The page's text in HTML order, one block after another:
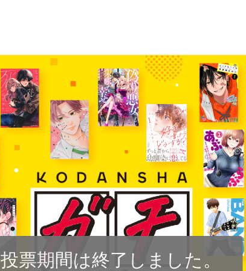
投票期間は終了しました。